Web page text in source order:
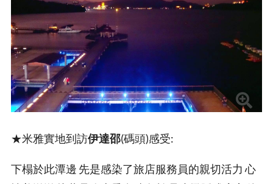
★米雅實地到訪伊達邵(碼頭)感受:
下榻於此潭邊 先是感染了旅店服務員的親切活力 心